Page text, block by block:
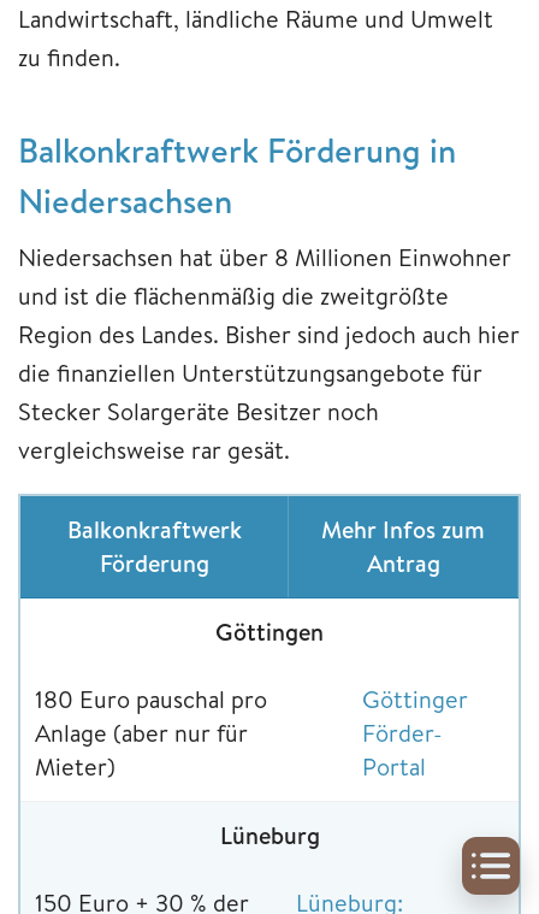
Landwirtschaft, ländliche Räume und Umwelt
zu finden.
Balkonkraftwerk Förderung in
Niedersachsen
Niedersachsen hat über 8 Millionen Einwohner
und ist die flächenmäßig die zweitgrößte
Region des Landes. Bisher sind jedoch auch hier
die finanziellen Unterstützungsangebote für
Stecker Solargeräte Besitzer noch
vergleichsweise rar gesät.
Balkonkraftwerk
Förderung
Mehr Infos zum
Antrag
Göttingen
180 Euro pauschal pro
Anlage (aber nur für
Mieter)
Göttinger
Förder-
Portal
Lüneburg
150 Euro + 30 % der Lüneburg: